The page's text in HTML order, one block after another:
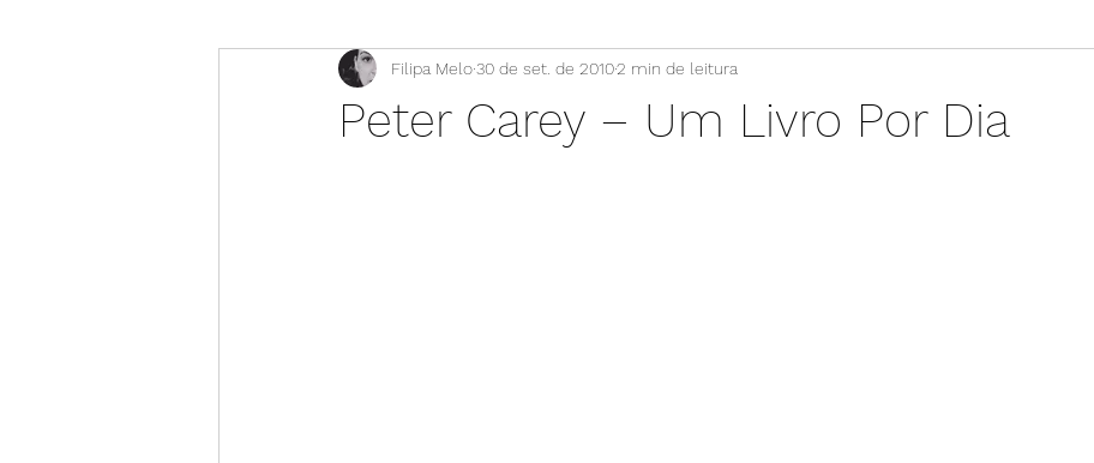
Peter Carey – Um Livro Por Dia
Filipa Melo30 de set. de 20102 min de leitura